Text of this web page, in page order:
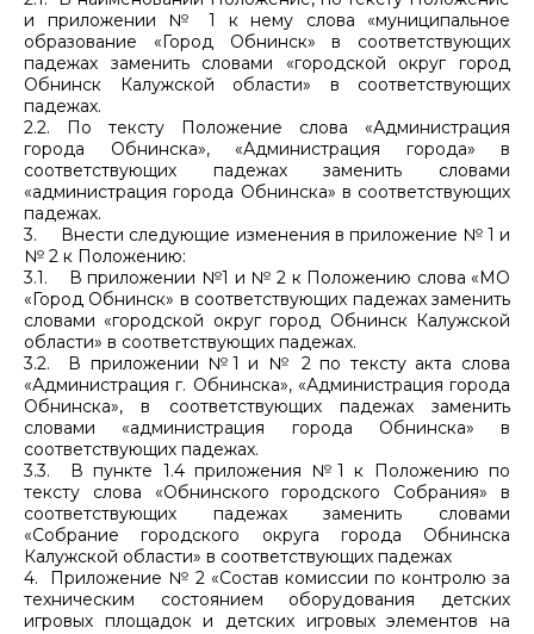
и приложении № 1 к нему слова «муниципальное
образование «Город Обнинск» в соответствующих
падежах заменить словами «городской округ город
Обнинск Калужской области» в соответствующих
падежах.
2.2. По тексту Положение слова «Администрация
города Обнинска», «Администрация города» в
соответствующих падежах заменить словами
«администрация города Обнинска» в соответствующих
падежах.
3. Внести следующие изменения в приложение № 1 и
№ 2 к Положению:
3.1. В приложении №1 и № 2 к Положению слова «МО
«Город Обнинск» в соответствующих падежах заменить
словами «городской округ город Обнинск Калужской
области» в соответствующих падежах.
3.2. В приложении №1 и № 2 по тексту акта слова
«Администрация г. Обнинска», «Администрация города
Обнинска», в соответствующих падежах заменить
словами «администрация города Обнинска» в
соответствующих падежах.
3.3. В пункте 1.4 приложения №1 к Положению по
тексту слова «Обнинского городского Собрания» в
соответствующих падежах заменить словами
«Собрание городского округа города Обнинска
Калужской области» в соответствующих падежах
4. Приложение № 2 «Состав комиссии по контролю за
техническим состоянием оборудования детских
игровых площадок и детских игровых элементов на